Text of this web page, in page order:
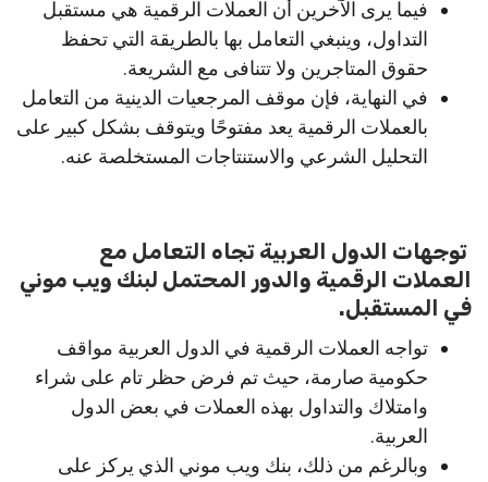
فيما يرى الآخرين أن العملات الرقمية هي مستقبل
التداول، وينبغي التعامل بها بالطريقة التي تحفظ
حقوق المتاجرين ولا تتنافى مع الشريعة.
في النهاية، فإن موقف المرجعيات الدينية من التعامل
بالعملات الرقمية يعد مفتوحًا ويتوقف بشكل كبير على
التحليل الشرعي والاستنتاجات المستخلصة عنه.
توجهات الدول العربية تجاه التعامل مع
العملات الرقمية والدور المحتمل لبنك ويب موني
في المستقبل.
تواجه العملات الرقمية في الدول العربية مواقف
حكومية صارمة، حيث تم فرض حظر تام على شراء
وامتلاك والتداول بهذه العملات في بعض الدول
العربية.
وبالرغم من ذلك، بنك ويب موني الذي يركز على